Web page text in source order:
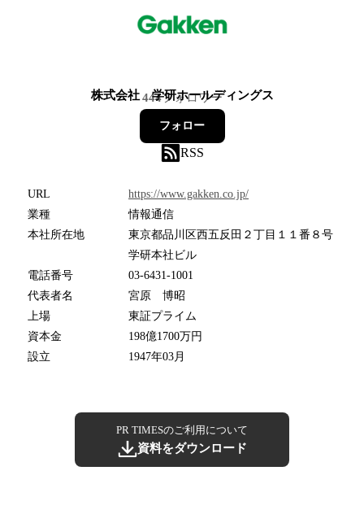
株式会社 学研ホールディングス
444フォロワー
フォロー
RSS
URL
https://www.gakken.co.jp/
業種
情報通信
本社所在地
東京都品川区西五反田２丁目１１番８号
学研本社ビル
電話番号
03-6431-1001
代表者名
宮原 博昭
上場
東証プライム
資本金
198億1700万円
設立
1947年03月
PR TIMESのご利用について
資料をダウンロード